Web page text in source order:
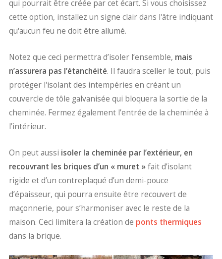
qui pourrait être créée par cet écart. Si vous choisissez
cette option, installez un signe clair dans l'âtre indiquant
qu'aucun feu ne doit être allumé.
Notez que ceci permettra d’isoler l’ensemble, mais
n’assurera pas l’étanchéité. Il faudra sceller le tout, puis
protéger l'isolant des intempéries en créant un
couvercle de tôle galvanisée qui bloquera la sortie de la
cheminée. Fermez également l’entrée de la cheminée à
l’intérieur.
On peut aussi isoler la cheminée par l’extérieur, en
recouvrant les briques d’un « muret »fait d’isolant
rigide et d’un contreplaqué d’un demi-pouce
d’épaisseur, qui pourra ensuite être recouvert de
maçonnerie, pour s’harmoniser avec le reste de la
maison. Ceci limitera la création de ponts thermiques
dans la brique.